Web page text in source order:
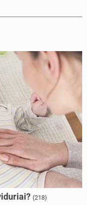
(218)